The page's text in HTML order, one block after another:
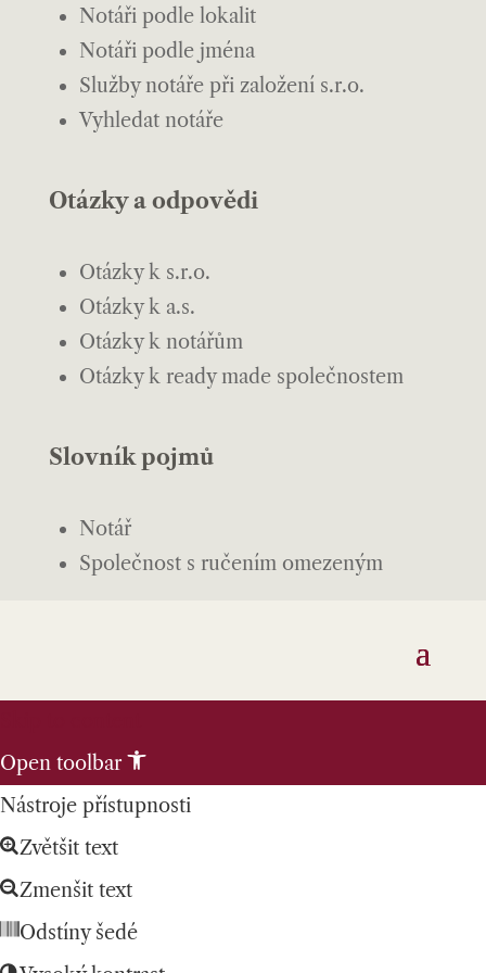
Notáři podle lokalit
Notáři podle jména
Služby notáře při založení s.r.o.
Vyhledat notáře
Otázky a odpovědi
Otázky k s.r.o.
Otázky k a.s.
Otázky k notářům
Otázky k ready made společnostem
Slovník pojmů
Notář
Společnost s ručením omezeným
Open toolbar
Nástroje přístupnosti
Zvětšit text
Zmenšit text
Odstíny šedé